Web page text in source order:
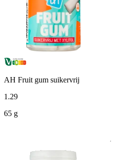
AH Fruit gum suikervrij
1 .29
65 g